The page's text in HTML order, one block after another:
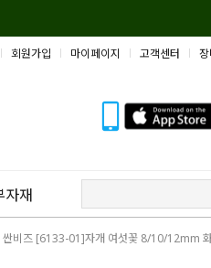
회원가입 마이페이지 고객센터
자재
싼비즈 [6133-01]자개 여섯꽃 8/10/12mm